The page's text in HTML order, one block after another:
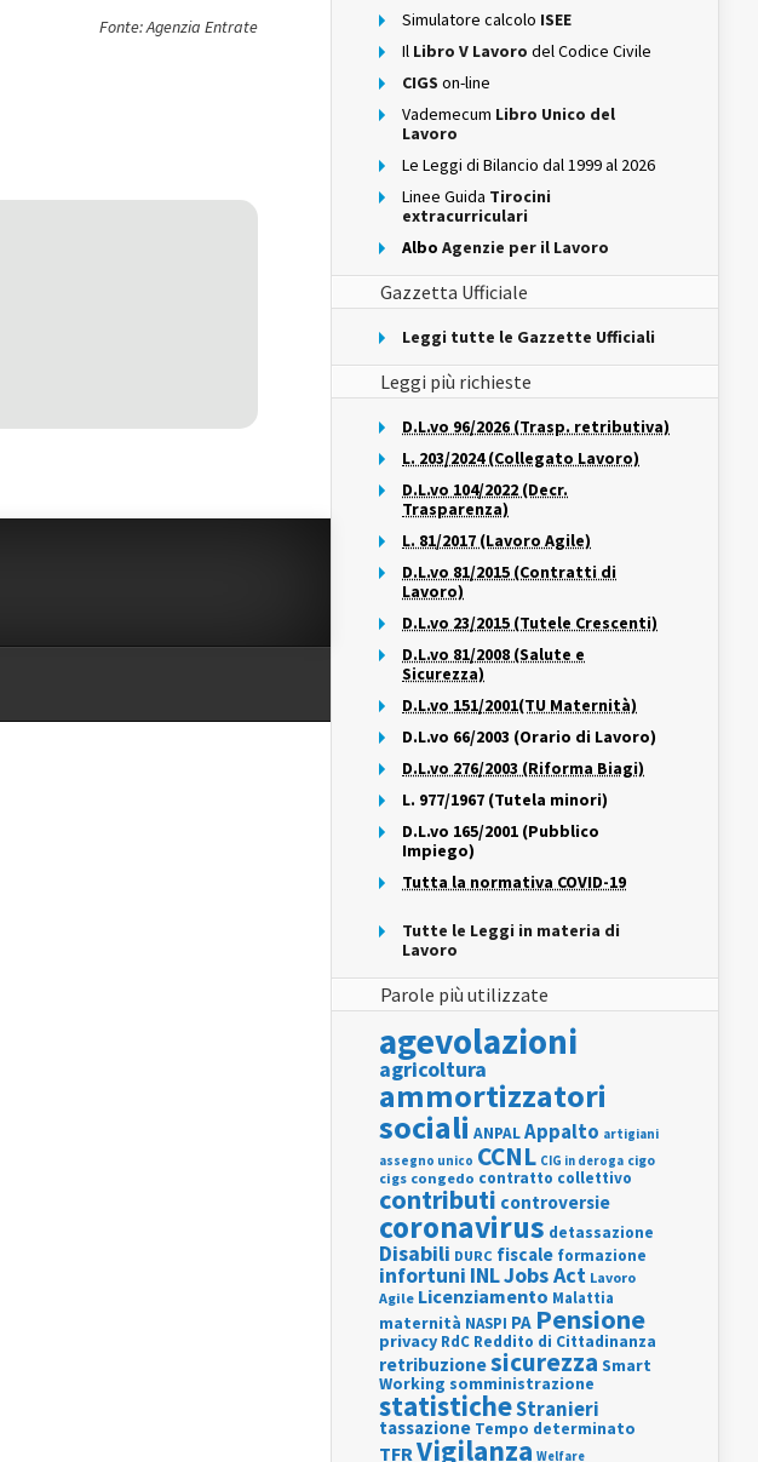
Fonte: Agenzia Entrate
Simulatore calcolo ISEE
Il Libro V Lavoro del Codice Civile
CIGS on-line
Vademecum Libro Unico del
Lavoro
Le Leggi di Bilancio dal 1999 al 2026
Linee Guida Tirocini
extracurriculari
Albo Agenzie per il Lavoro
Gazzetta Ufficiale
Leggi tutte le Gazzette Ufficiali
Leggi più richieste
D.L.vo 96/2026 (Trasp. retributiva)
L. 203/2024 (Collegato Lavoro)
D.L.vo 104/2022 (Decr.
Trasparenza)
L. 81/2017 (Lavoro Agile)
D.L.vo 81/2015 (Contratti di
Lavoro)
D.L.vo 23/2015 (Tutele Crescenti)
D.L.vo 81/2008 (Salute e
Sicurezza)
D.L.vo 151/2001(TU Maternità)
D.L.vo 66/2003 (Orario di Lavoro)
D.L.vo 276/2003 (Riforma Biagi)
L. 977/1967 (Tutela minori)
D.L.vo 165/2001 (Pubblico
Impiego)
Tutta la normativa COVID-19
Tutte le Leggi in materia di
Lavoro
Parole più utilizzate
agevolazioni
agricoltura
ammortizzatori
sociali ANPALAppalto artigiani
assegno unico CCNL CIG in deroga cigo
cigs congedo contratto collettivo
contributi controversie
coronavirus detassazione
Disabili DURC fiscale formazione
infortuni INLJobs Act Lavoro
Agile Licenziamento Malattia
maternità NASPI PA Pensione
privacy RdC Reddito di Cittadinanza
retribuzionesicurezza Smart
Working somministrazione
statisticheStranieri
tassazione Tempo determinato
TFRVigilanza Welfare